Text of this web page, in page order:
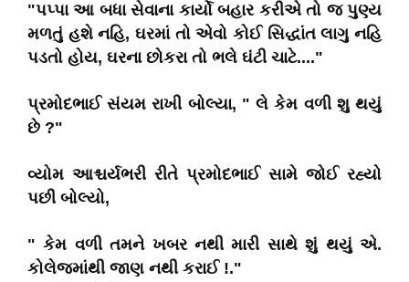
"પપ્પા આ બધા સેવાના કાર્યો બહાર કરીએ તો જ પુણ્ય
મળતું હશે નહિ, ઘરમાં તો એવો કોઈ સિદ્ધાંત લાગુ નહિ
પડતો હોય, ઘરના છોકરા તો ભલે ઘંટી ચાટે...."
પ્રમોદભાઈ સંયમ રાખી બોલ્યા, " લે કેમ વળી શુ થયું
છે ?"
વ્યોમ આશ્ચર્યભરી રીતે પ્રમોદભાઈ સામે જોઈ રહ્યો
પછી બોલ્યો,
" કેમ વળી તમને ખબર નથી મારી સાથે શું થયું એ.
કોલેજમાંથી જાણ નથી કરાઈ !."